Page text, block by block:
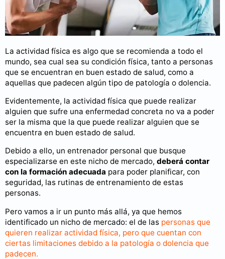
La actividad física es algo que se recomienda a todo el
mundo, sea cual sea su condición física, tanto a personas
que se encuentran en buen estado de salud, como a
aquellas que padecen algún tipo de patología o dolencia.
Evidentemente, la actividad física que puede realizar
alguien que sufre una enfermedad concreta no va a poder
ser la misma que la que puede realizar alguien que se
encuentra en buen estado de salud.
Debido a ello, un entrenador personal que busque
especializarse en este nicho de mercado, deberá contar
con la formación adecuada para poder planificar, con
seguridad, las rutinas de entrenamiento de estas
personas.
Pero vamos a ir un punto más allá, ya que hemos
identificado un nicho de mercado: el de las personas que
quieren realizar actividad física, pero que cuentan con
ciertas limitaciones debido a la patología o dolencia que
padecen.